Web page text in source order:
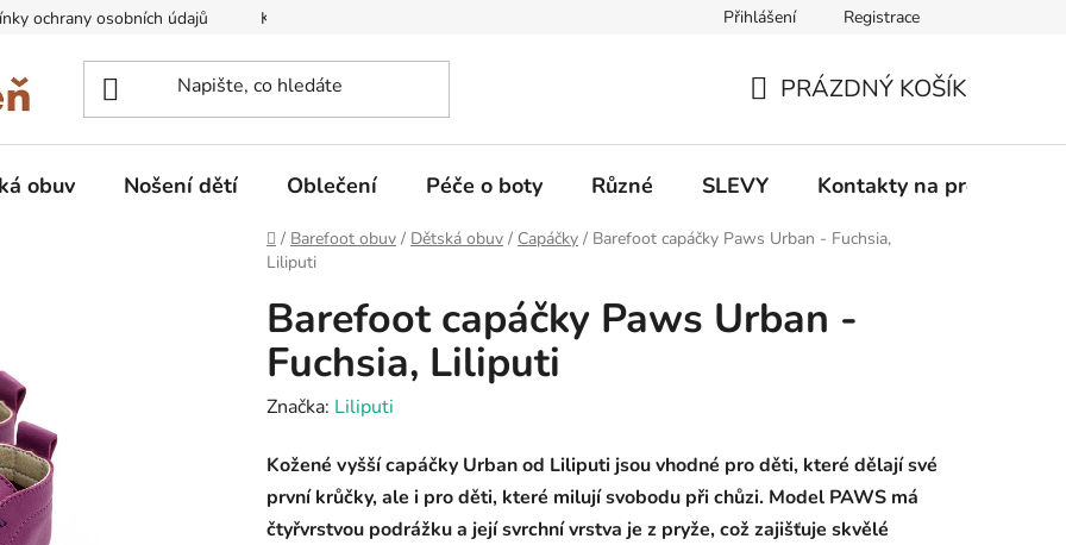
ochrany osobních údajů Kontakty na prodejny Informace k on-line platbám Odstoupení od
Přihlášení Registrace
KOŠÍK
PRÁZDNÝ KOŠÍK
obuv Nošení dětí Oblečení Péče o boty Různé SLEVY Kontakty na prodejny
Domů
/ Barefoot obuv / Dětská obuv / Capáčky / Barefoot capáčky Paws Urban - Fuchsia,
Liliputi
Barefoot capáčky Paws Urban -
Fuchsia, Liliputi
Značka: Liliputi
Kožené vyšší capáčky Urban od Liliputi jsou vhodné pro děti, které dělají své
první krůčky, ale i pro děti, které milují svobodu při chůzi. Model PAWS má
čtyřvrstvou podrážku a její svrchní vrstva je z pryže, což zajišťuje skvělé